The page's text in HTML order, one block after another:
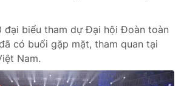
đại biểu tham dự Đại hội Đoàn toàn
có buổi gặp mặt, tham quan tại
Nam.